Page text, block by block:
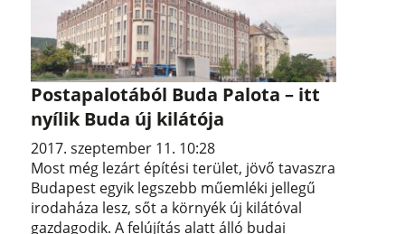
Postapalotából Buda Palota – itt
nyílik Buda új kilátója
2017. szeptember 11. 10:28
Most még lezárt építési terület, jövő tavaszra
Budapest egyik legszebb műemléki jellegű
irodaháza lesz, sőt a környék új kilátóval
gazdagodik. A felújítás alatt álló budai